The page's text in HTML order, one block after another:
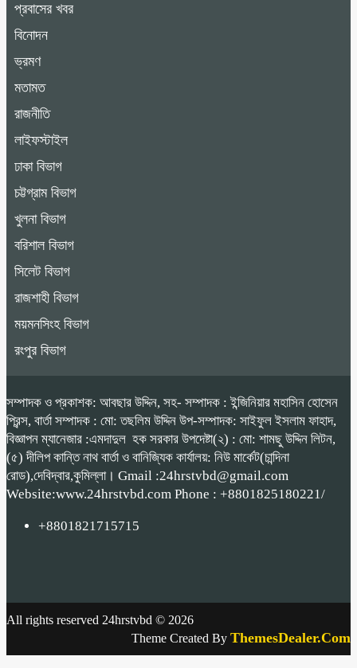
প্রবাসের খবর
বিনোদন
ভ্রমণ
মতামত
রাজনীতি
লাইফস্টাইল
ঢাকা বিভাগ
চট্টগ্রাম বিভাগ
খুলনা বিভাগ
বরিশাল বিভাগ
সিলেট বিভাগ
রাজশাহী বিভাগ
ময়মনসিংহ বিভাগ
রংপুর বিভাগ
সম্পাদক ও প্রকাশক: আবছার উদ্দিন, সহ- সম্পাদক : ইন্জিনিয়ার মহাসিন হোসেন
প্রিন্স, বার্তা সম্পাদক : মো: তছলিম উদ্দিন উপ-সম্পাদক: সাইফুল ইসলাম ফাহাদ,
বিজ্ঞাপন ম্যানেজার :এমদাদুল হক সরকার উপদেষ্টা(২) : মো: শামছু উদ্দিন লিটন,
(৫) দীলিপ কান্তি নাথ বার্তা ও বানিজ্যিক কার্যালয়: নিউ মার্কেট(চান্দিনা
রোড),দেবিদ্বার,কুমিল্লা। Gmail :24hrstvbd@gmail.com
Website:www.24hrstvbd.com Phone : +8801825180221/
+8801821715715
All rights reserved 24hrstvbd © 2026
Theme Created By ThemesDealer.Com